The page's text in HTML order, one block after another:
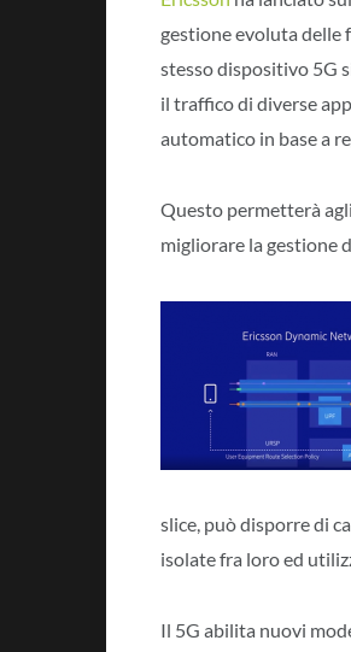
gestione evoluta delle
stesso dispositivo 5G
il traffico di diverse
automatico in base a
Questo permetterà
migliorare la gestione
slice, può disporre di
isolate fra loro ed
Il 5G abilita nuovi